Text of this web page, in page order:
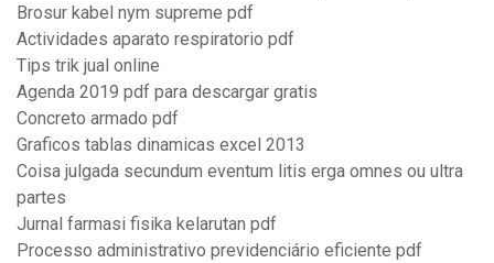
Brosur kabel nym supreme pdf
Actividades aparato respiratorio pdf
Tips trik jual online
Agenda 2019 pdf para descargar gratis
Concreto armado pdf
Graficos tablas dinamicas excel 2013
Coisa julgada secundum eventum litis erga omnes ou ultra
partes
Jurnal farmasi fisika kelarutan pdf
Processo administrativo previdenciário eficiente pdf